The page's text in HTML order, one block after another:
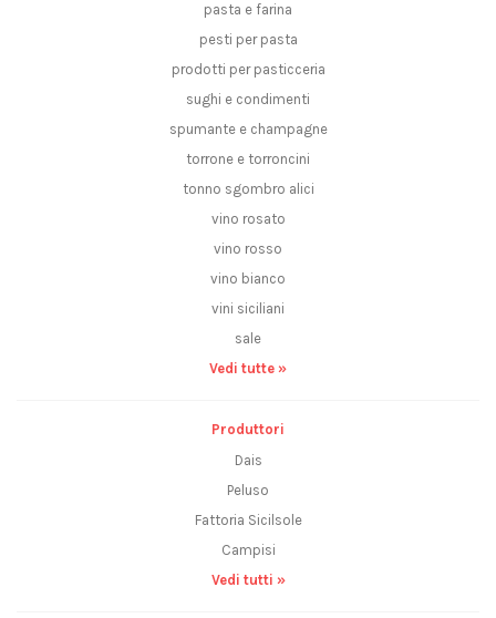
pasta e farina
pesti per pasta
prodotti per pasticceria
sughi e condimenti
spumante e champagne
torrone e torroncini
tonno sgombro alici
vino rosato
vino rosso
vino bianco
vini siciliani
sale
Vedi tutte »
Produttori
Dais
Peluso
Fattoria Sicilsole
Campisi
Vedi tutti »